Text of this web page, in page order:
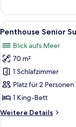
Pool
anzeigen
Family
Bungalow
Sea
Private
Pool
Alle
Fotos
für
Penthouse
Senior
Suite
Sea
anzeigen
6
Penthouse Senior
Blick aufs Meer
70 m²
1 Schlafzimmer
Platz für 2 Personen
1 King-Bett
Weitere Details
Weitere